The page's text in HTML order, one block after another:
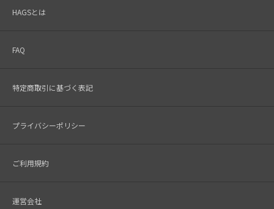
HAGSとは
FAQ
特定商取引に基づく表記
プライバシーポリシー
ご利用規約
運営会社